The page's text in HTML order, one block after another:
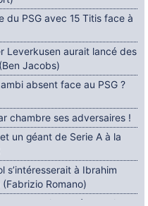
du PSG avec 15 Titis face à
Leverkusen aurait lancé des
Jacobs)
absent face au PSG ?
chambre ses adversaires !
un géant de Serie A à la
s’intéresserait à Ibrahim
Romano)
trouvé entre le